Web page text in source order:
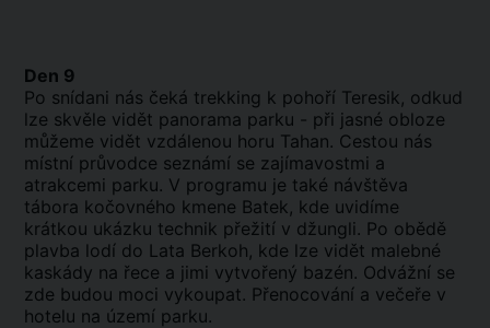
Den 9
Po snídani nás čeká trekking k pohoří Teresik, odkud
lze skvěle vidět panorama parku - při jasné obloze
můžeme vidět vzdálenou horu Tahan. Cestou nás
místní průvodce seznámí se zajímavostmi a
atrakcemi parku. V programu je také návštěva
tábora kočovného kmene Batek, kde uvidíme
krátkou ukázku technik přežití v džungli. Po obědě
plavba lodí do Lata Berkoh, kde lze vidět malebné
kaskády na řece a jimi vytvořený bazén. Odvážní se
zde budou moci vykoupat. Přenocování a večeře v
hotelu na území parku.